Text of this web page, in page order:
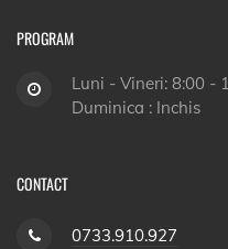
PROGRAM
Luni - Vineri: 8:00 -
Duminica : Inchis
CONTACT
0733.910.927